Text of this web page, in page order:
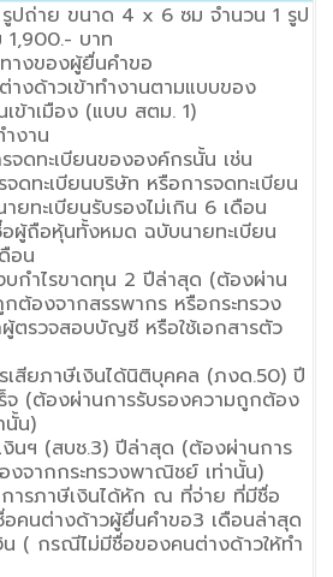
ปถ่าย ขนาด 4 x 6 ซม จำนวน 1 รูป
1,900.- บาท
างของผู้ยื่นคำขอ
งด้าวเข้าทำงานตามแบบของ
ข้าเมือง (แบบ สตม. 1)
งาน
จดทะเบียนขององค์กรนั้น เช่น
ดทะเบียนบริษัท หรือการจดทะเบียน
ยทะเบียนรับรองไม่เกิน 6 เดือน
ผู้ถือหุ้นทั้งหมด ฉบับนายทะเบียน
อน
บกำไรขาดทุน 2 ปีล่าสุด (ต้องผ่าน
ต้องจากสรรพากร หรือกระทรวง
รวจสอบบัญชี หรือใช้เอกสารตัว
เสียภาษีเงินได้นิติบุคคล (ภงด.50) ปี
จ (ต้องผ่านการรับรองความถูกต้อง
นั้น)
งินฯ (สบช.3) ปีล่าสุด (ต้องผ่านการ
งจากกระทรวงพาณิชย์ เท่านั้น)
การภาษีเงินได้หัก ณ ที่จ่าย ที่มีชื่อ
อคนต่างด้าวผู้ยื่นคำขอ3 เดือนล่าสุด
น ( กรณีไม่มีชื่อของคนต่างด้าวให้ทำ